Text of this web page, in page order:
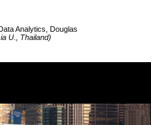
Analytics, Douglas
U., Thailand)